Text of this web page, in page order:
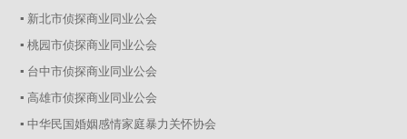
▪ 新北市侦探商业同业公会
▪ 桃园市侦探商业同业公会
▪ 台中市侦探商业同业公会
▪ 高雄市侦探商业同业公会
▪ 中华民国婚姻感情家庭暴力关怀协会